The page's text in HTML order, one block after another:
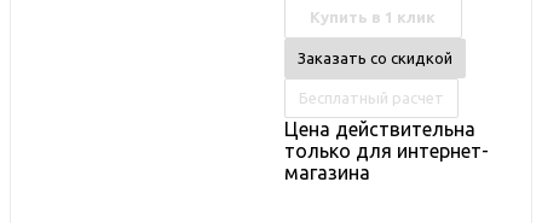
Купить в 1 клик
Заказать со скидкой
Бесплатный расчет
Цена действительна
только для интернет-
магазина